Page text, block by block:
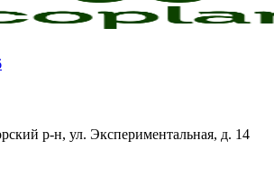
р-н, ул. Экспериментальная, д. 14